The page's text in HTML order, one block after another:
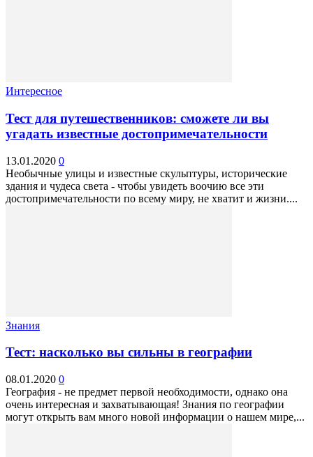
Интересное
Тест для путешественников: сможете ли вы
угадать известные достопримечательности
13.01.2020 0
Необычные улицы и известные скульптуры, исторические
здания и чудеса света - чтобы увидеть воочию все эти
достопримечательности по всему миру, не хватит и жизни....
Знания
Тест: насколько вы сильны в географии
08.01.2020 0
География - не предмет первой необходимости, однако она
очень интересная и захватывающая! Знания по географии
могут открыть вам много новой информации о нашем мире,...